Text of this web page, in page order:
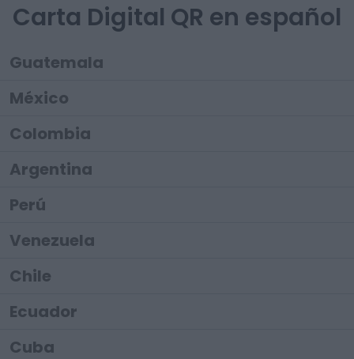
Carta Digital QR en español
Guatemala
México
Colombia
Argentina
Perú
Venezuela
Chile
Ecuador
Cuba